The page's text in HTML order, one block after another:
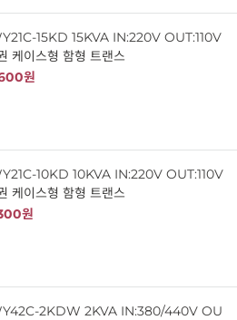
15KD 15KVA IN:220V OUT:110V
케이스형 함형 트랜스
원
10KD 10KVA IN:220V OUT:110V
케이스형 함형 트랜스
원
2KDW 2KVA IN:380/440V OU